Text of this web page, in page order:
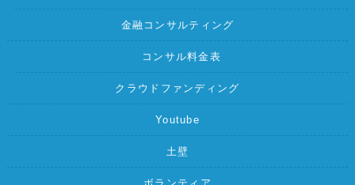
金融コンサルティング
コンサル料金表
クラウドファンディング
Youtube
土壁